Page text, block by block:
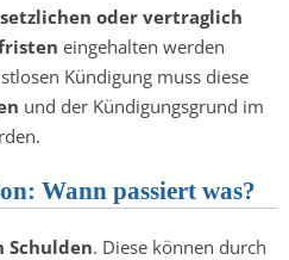
oder vertraglich
eingehalten werden
Kündigung muss diese
und der Kündigungsgrund im
Wann passiert was?
Schulden. Diese können durch